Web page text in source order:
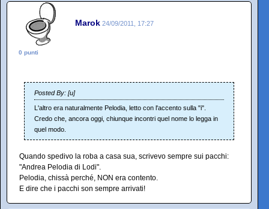
Marok 24/09/2011, 17:27
0 punti
Posted By: [u]
L'altro era naturalmente Pelodia, letto con l'accento sulla "i".
Credo che, ancora oggi, chiunque incontri quel nome lo legga in
quel modo.
Quando spedivo la roba a casa sua, scrivevo sempre sui pacchi:
"Andrea Pelodia di Lodi".
Pelodia, chissà perché, NON era contento.
E dire che i pacchi son sempre arrivati!